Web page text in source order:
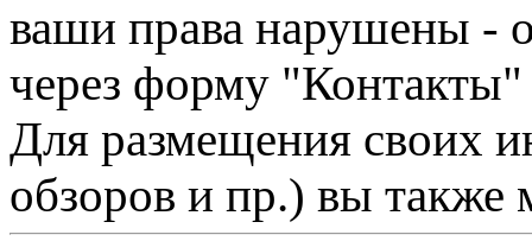
ваши права нарушены -
через форму "Контакты"
Для размещения своих
обзоров и пр.) вы также